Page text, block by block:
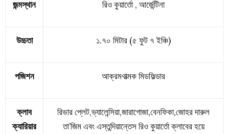
জন্মস্থান রিও কুয়ার্তো , আর্জেন্টিনা
উচ্চতা ১.৭০ মিটার (৫ ফুট ৭ ইঞ্চি)
পজিশন আক্রমণাত্মক মিডফিল্ডার
ক্লাব
ক্যারিয়ার
রিভার প্লেট,ভ্যালেন্সিয়া,জারাগোজা,বেনফিকা,জোহর দারুল
তা’জিম এবং এস্তুদিয়ান্তেস রিও কুয়ার্তো ক্লাবের হয়ে